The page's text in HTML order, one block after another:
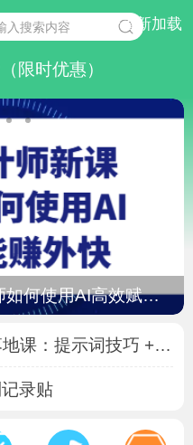
点击重新加载
限时优惠）
2025设计师新课：设计师如何使用AI高效赋能赚
录贴
爆文 / 长文 / 小说
录贴
2026 自媒体不露脸实战课：选题文案 + 剪
2026AI 视频实战落地课：提示词技巧 + 画
录贴
爆文 / 长文 / 小说